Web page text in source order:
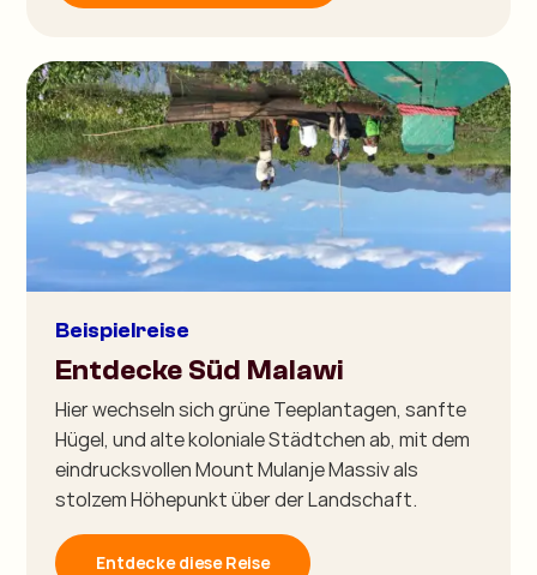
Beispielreise
Entdecke Süd Malawi
Hier wechseln sich grüne Teeplantagen, sanfte
Hügel, und alte koloniale Städtchen ab, mit dem
eindrucksvollen Mount Mulanje Massiv als
stolzem Höhepunkt über der Landschaft.
Entdecke diese Reise